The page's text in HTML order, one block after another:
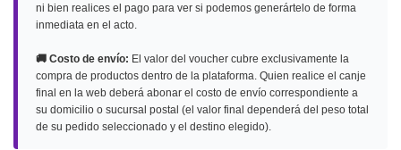
ni bien realices el pago para ver si podemos generártelo de forma
inmediata en el acto.
🚚 Costo de envío: El valor del voucher cubre exclusivamente la
compra de productos dentro de la plataforma. Quien realice el canje
final en la web deberá abonar el costo de envío correspondiente a
su domicilio o sucursal postal (el valor final dependerá del peso total
de su pedido seleccionado y el destino elegido).